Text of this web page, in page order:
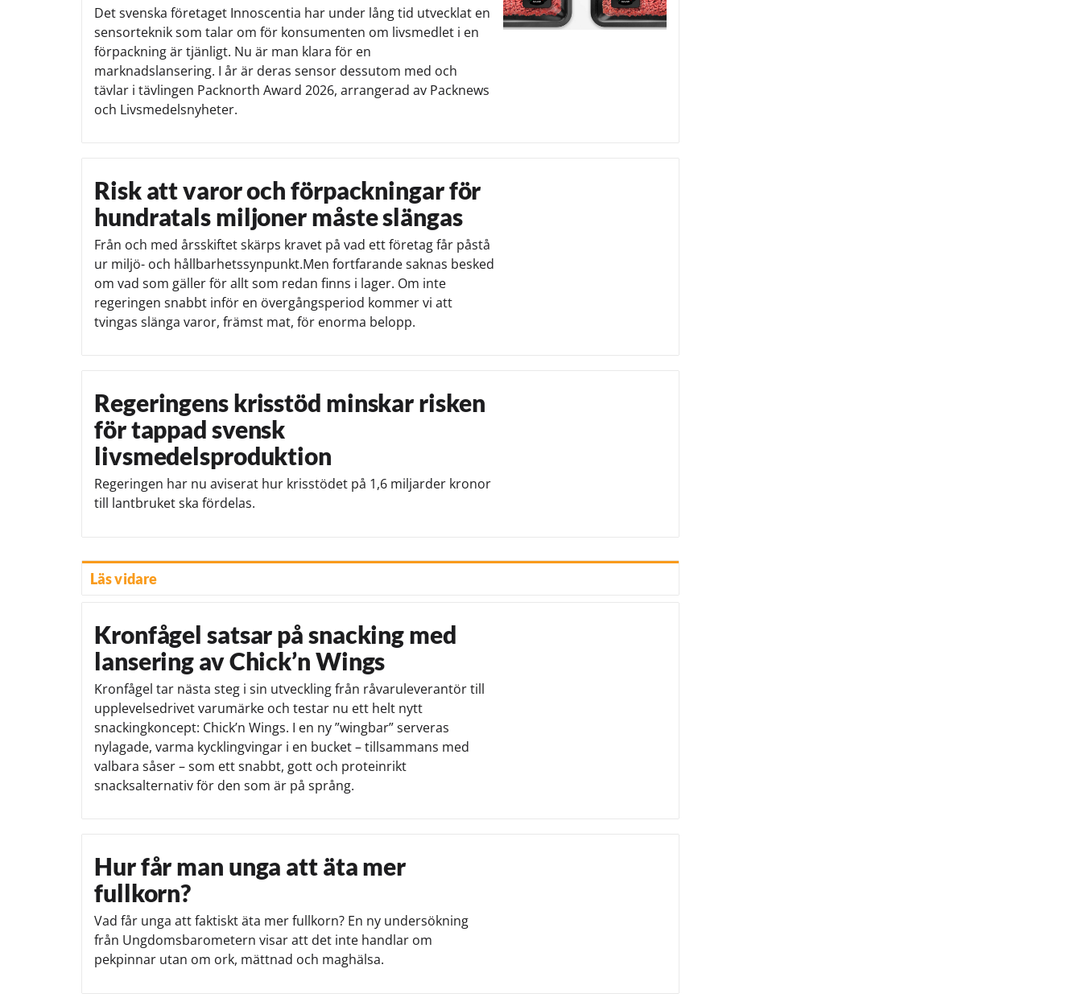
Det svenska företaget Innoscentia har under lång tid utvecklat en
sensorteknik som talar om för konsumenten om livsmedlet i en
förpackning är tjänligt. Nu är man klara för en
marknadslansering. I år är deras sensor dessutom med och
tävlar i tävlingen Packnorth Award 2026, arrangerad av Packnews
och Livsmedelsnyheter.
Risk att varor och förpackningar för
hundratals miljoner måste slängas
Från och med årsskiftet skärps kravet på vad ett företag får påstå
ur miljö- och hållbarhetssynpunkt.Men fortfarande saknas besked
om vad som gäller för allt som redan finns i lager. Om inte
regeringen snabbt inför en övergångsperiod kommer vi att
tvingas slänga varor, främst mat, för enorma belopp.
Regeringens krisstöd minskar risken
för tappad svensk
livsmedelsproduktion
Regeringen har nu aviserat hur krisstödet på 1,6 miljarder kronor
till lantbruket ska fördelas.
Läs vidare
Kronfågel satsar på snacking med
lansering av Chick’n Wings
Kronfågel tar nästa steg i sin utveckling från råvaruleverantör till
upplevelsedrivet varumärke och testar nu ett helt nytt
snackingkoncept: Chick’n Wings. I en ny ”wingbar” serveras
nylagade, varma kycklingvingar i en bucket – tillsammans med
valbara såser – som ett snabbt, gott och proteinrikt
snacksalternativ för den som är på språng.
Hur får man unga att äta mer
fullkorn?
Vad får unga att faktiskt äta mer fullkorn? En ny undersökning
från Ungdomsbarometern visar att det inte handlar om
pekpinnar utan om ork, mättnad och maghälsa.